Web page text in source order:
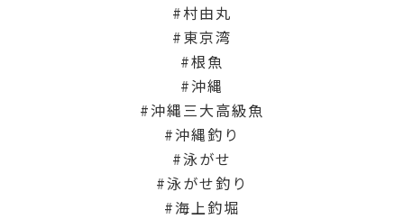
村由丸
東京湾
根魚
沖縄
沖縄三大高級魚
沖縄釣り
泳がせ
泳がせ釣り
海上釣堀